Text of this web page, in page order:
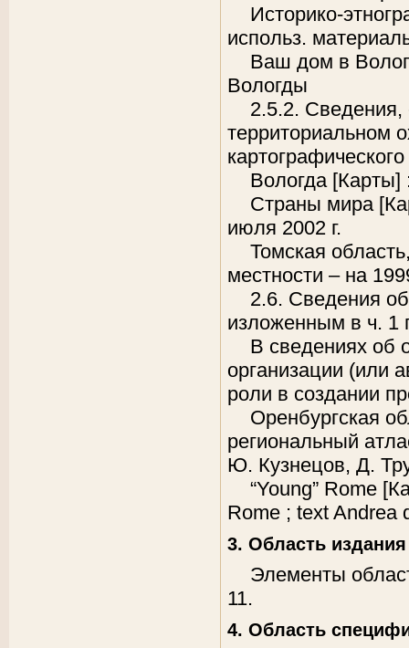
Историко-
использ.
Ваш дом в
Вологды
2.5.2.
территориальном
Вологда [Карты]
Страны мира
июля 2002 г.
Томская
местности – на
2.6. Сведения
изложенным в ч. 1
В сведениях об
организации (или
роли в создании
Оренбургская
региональный
Ю. Кузнецов, Д.
“Young” Rome
Rome ; text Andrea
3. Область издания
Элементы
11.
4. Область